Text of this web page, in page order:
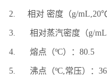
2. 相对 密度（g/
3. 相对蒸汽密度（g/mL,
4. 熔点（ºC）：80.5
5. 沸点（ºC,常压）：